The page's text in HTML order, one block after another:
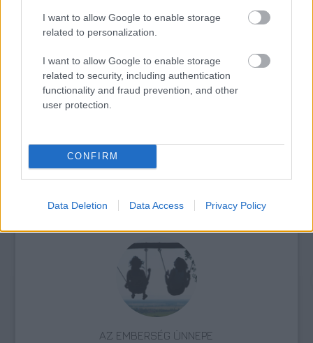
I want to allow Google to enable storage
related to personalization.
I want to allow Google to enable storage
related to security, including authentication
functionality and fraud prevention, and other
user protection.
CONFIRM
Data Deletion Data Access Privacy Policy
CONCERTO MESTERISKOLA ALBRECHT MAYER
OBOAMŰVÉSSZEL
ELSTARTOLT A MŰVÉSZETEK VÖLGYE
AZ EMBERSÉG ÜNNEPE